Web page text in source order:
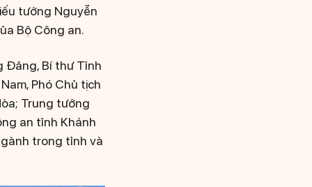
tướng Nguyễn
Bộ Công an.
Đảng, Bí thư Tỉnh
Phó Chủ tịch
Trung tướng
an tỉnh Khánh
trong tỉnh và